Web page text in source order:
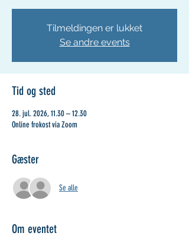
Tilmeldingen er lukket
Se andre events
Tid og sted
28. jul. 2026, 11.30 – 12.30
Online frokost via Zoom
Gæster
Se alle
Om eventet